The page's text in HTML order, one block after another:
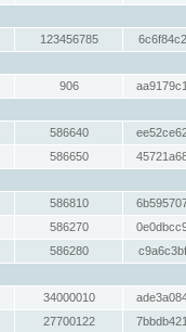
123456785
906
586640
586650
586810
586270
586280
34000010
27700122